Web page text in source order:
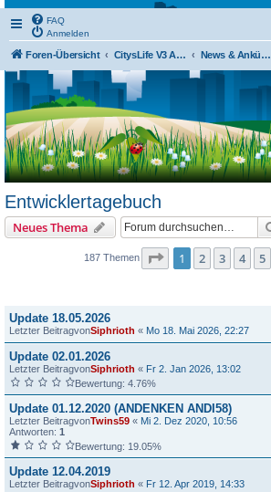
FAQ
Anmelden
Foren-Übersicht CitysLife V3 Allgemein News & Ankündigungen
Entwicklertagebuch
Neues Thema
187 Themen Seite 1von
1 2 3 4 5
Update 18.05.2026
Letzter BeitragvonSiphrioth « Mo 18. Mai 2026, 22:27
Update 02.01.2026
Letzter BeitragvonSiphrioth « Fr 2. Jan 2026, 13:02
Bewertung: 4.76%
Update 01.12.2020 (ANDENKEN ANDI58)
Letzter BeitragvonTwins59 « Mi 2. Dez 2020, 10:56
Antworten: 1
Bewertung: 19.05%
Update 12.04.2019
Letzter BeitragvonSiphrioth « Fr 12. Apr 2019, 14:33